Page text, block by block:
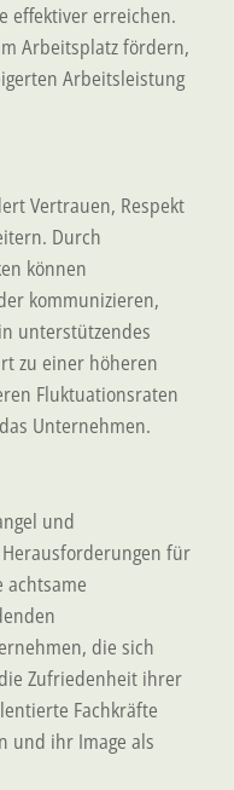
effektiver erreichen.
Arbeitsplatz fördern,
Arbeitsleistung
Vertrauen, Respekt
Durch
können
kommunizieren,
unterstützendes
zu einer höheren
Fluktuationsraten
Unternehmen.
und
für
achtsame
die sich
Zufriedenheit ihrer
Fachkräfte
und ihr Image als